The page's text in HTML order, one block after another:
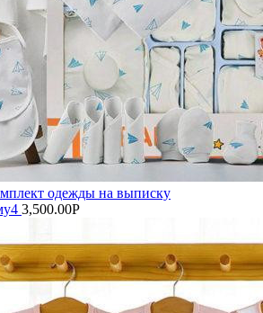
одежды на выписку
3,500.00Р